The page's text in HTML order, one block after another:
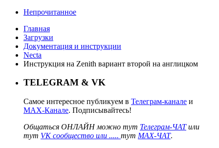
Непрочитанное
Главная
Загрузки
Документация и инструкции
Necta
Инструкция на Zenith вариант второй на англицком
TELEGRAM & VK
Самое интересное публикуем в Телеграм-канале и
MAX-Канале. Подписывайтесь!
Общаться ОНЛАЙН можно тут Телеграм-ЧАТили
тут VK сообщество или ..... тут MAX-ЧАТ.